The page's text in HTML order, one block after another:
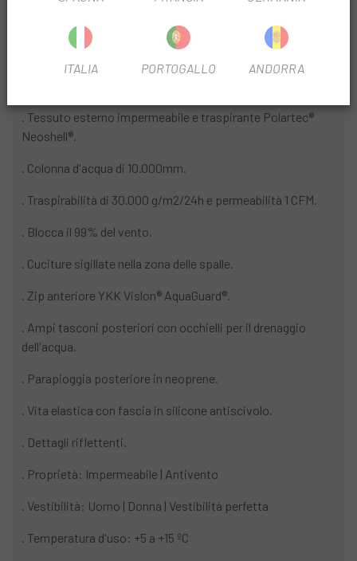
una protezione extra contro gli schizzi della ruota
posteriore.
. Tessuto esterno impermeabile e traspirante Polartec®
Neoshell®.
. Colonna d'acqua di 10.000mm.
. Traspirabilità di 30.000 g/m2/24h e permeabilità 1 CFM.
. Blocca il 99% del vento.
. Cuciture sigillate nella zona delle spalle.
. Zip anteriore YKK Vislon® AquaGuard®.
. Ampi tasconi posteriori con occhielli per il drenaggio
dell'acqua.
. Parapioggia posteriore in neoprene.
. Vita elastica con fascia in silicone antiscivolo.
. Dettagli riflettenti.
. Proprietà: Impermeabile | Antivento
. Vestibilità: Uomo | Donna | Vestibilità perfetta
. Temperatura d'uso: +5 a +15 ºC
ITALIA PORTOGALLO ANDORRA